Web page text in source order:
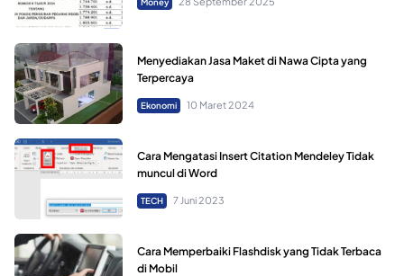
Menyediakan Jasa Maket di Nawa Cipta yang
Terpercaya
Ekonomi 10 Maret 2024
Cara Mengatasi Insert Citation Mendeley Tidak
muncul di Word
TECH 7 Juni 2023
Cara Memperbaiki Flashdisk yang Tidak Terbaca
di Mobil